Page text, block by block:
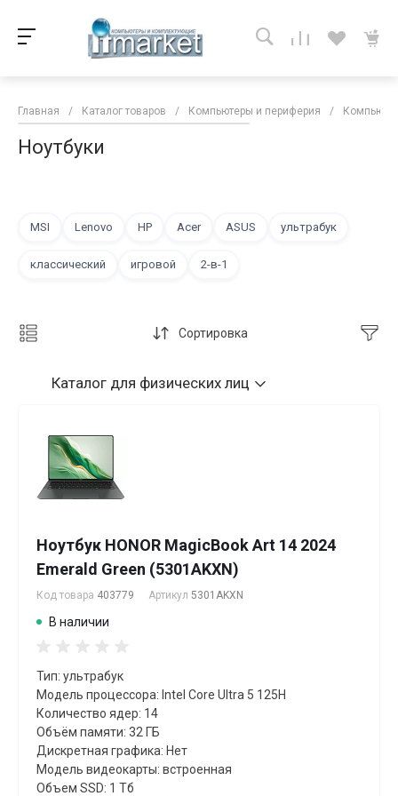
Главная / Каталог товаров / Компьютеры и периферия /
Ноутбуки
MSI Lenovo HP Acer ASUS ультрабук
классический игровой 2-в-1
Сортировка
Каталог для физических лиц
Ноутбук HONOR MagicBook Art 14 2024
Emerald Green (5301AKXN)
Код товара 403779 Артикул 5301AKXN
В наличии
Тип: ультрабук
Модель процессора: Intel Core Ultra 5 125H
Количество ядер: 14
Объём памяти: 32 ГБ
Дискретная графика: Нет
Модель видеокарты: встроенная
Объем SSD: 1 Тб